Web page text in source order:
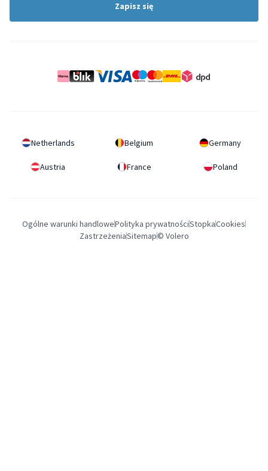
Zapisz się
Netherlands Belgium Germany
Austria France Poland
Ogólne warunki handlowePolityka prywatnościStopkaCookies
ZastrzeżeniaSitemap© Volero